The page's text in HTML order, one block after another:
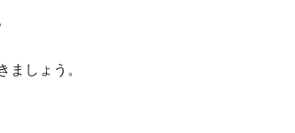
ましょう。